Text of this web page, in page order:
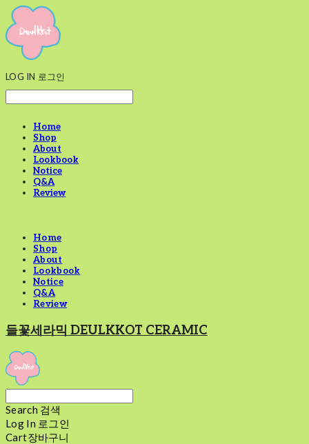
LOG IN 로그인
Home
Shop
About
Lookbook
Notice
Q&A
Review
Home
Shop
About
Lookbook
Notice
Q&A
Review
들꽃세라믹 DEULKKOT CERAMIC
Search 검색
Log In 로그인
Cart장바구니